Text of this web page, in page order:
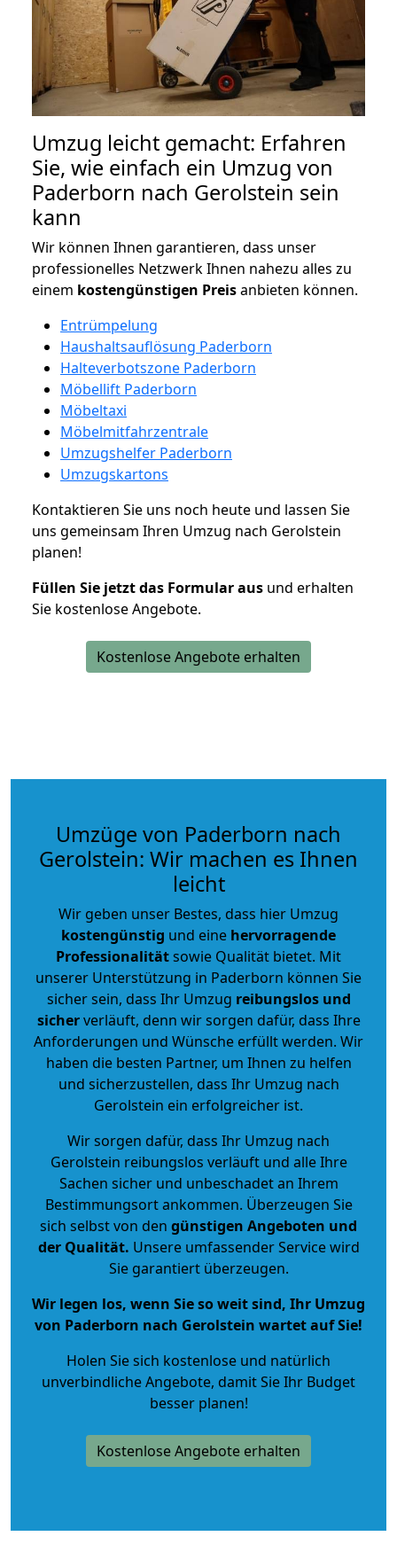
Umzug leicht gemacht: Erfahren
Sie, wie einfach ein Umzug von
Paderborn nach Gerolstein sein
kann
Wir können Ihnen garantieren, dass unser
professionelles Netzwerk Ihnen nahezu alles zu
einem kostengünstigen Preisanbieten können.
Entrümpelung
Haushaltsauflösung Paderborn
Halteverbotszone Paderborn
Möbellift Paderborn
Möbeltaxi
Möbelmitfahrzentrale
Umzugshelfer Paderborn
Umzugskartons
Kontaktieren Sie uns noch heute und lassen Sie
uns gemeinsam Ihren Umzug nach Gerolstein
planen!
Füllen Sie jetzt das Formular aus und erhalten
Sie kostenlose Angebote.
Kostenlose Angebote erhalten
Umzüge von Paderborn nach
Gerolstein: Wir machen es Ihnen
leicht
Wir geben unser Bestes, dass hier Umzug
kostengünstig und eine hervorragende
Professionalitätsowie Qualität bietet. Mit
unserer Unterstützung in Paderborn können Sie
sicher sein, dass Ihr Umzug reibungslos und
sicherverläuft, denn wir sorgen dafür, dass Ihre
Anforderungen und Wünsche erfüllt werden. Wir
haben die besten Partner, um Ihnen zu helfen
und sicherzustellen, dass Ihr Umzug nach
Gerolstein ein erfolgreicher ist.
Wir sorgen dafür, dass Ihr Umzug nach
Gerolstein reibungslos verläuft und alle Ihre
Sachen sicher und unbeschadet an Ihrem
Bestimmungsort ankommen. Überzeugen Sie
sich selbst von den günstigen Angeboten und
der Qualität. Unsere umfassender Service wird
Sie garantiert überzeugen.
Wir legen los, wenn Sie so weit sind, Ihr Umzug
von Paderborn nach Gerolstein wartet auf Sie!
Holen Sie sich kostenlose und natürlich
unverbindliche Angebote, damit Sie Ihr Budget
besser planen!
Kostenlose Angebote erhalten